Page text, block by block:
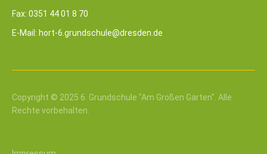
Fax: 0351 44 01 8 70
E-Mail: hort-6.grundschule@dresden.de
Copyright © 2025 6. Grundschule "Am Großen Garten". Alle
Rechte vorbehalten.